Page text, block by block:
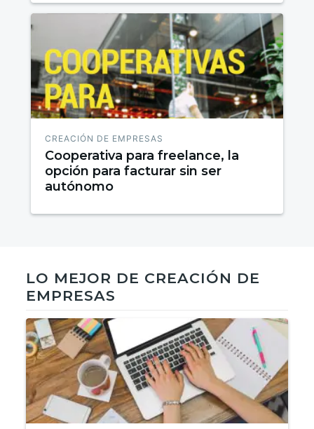
CREACIÓN DE EMPRESAS
Cooperativa para freelance, la
opción para facturar sin ser
autónomo
LO MEJOR DE CREACIÓN DE
EMPRESAS